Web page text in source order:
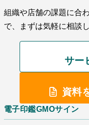
組織や店舗の課題に合
で、まずは気軽に相談
サー
資料
電子印鑑GMOサイン